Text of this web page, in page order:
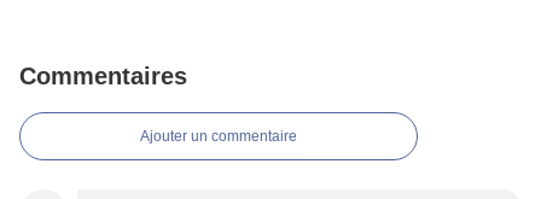
Commentaires
Ajouter un commentaire